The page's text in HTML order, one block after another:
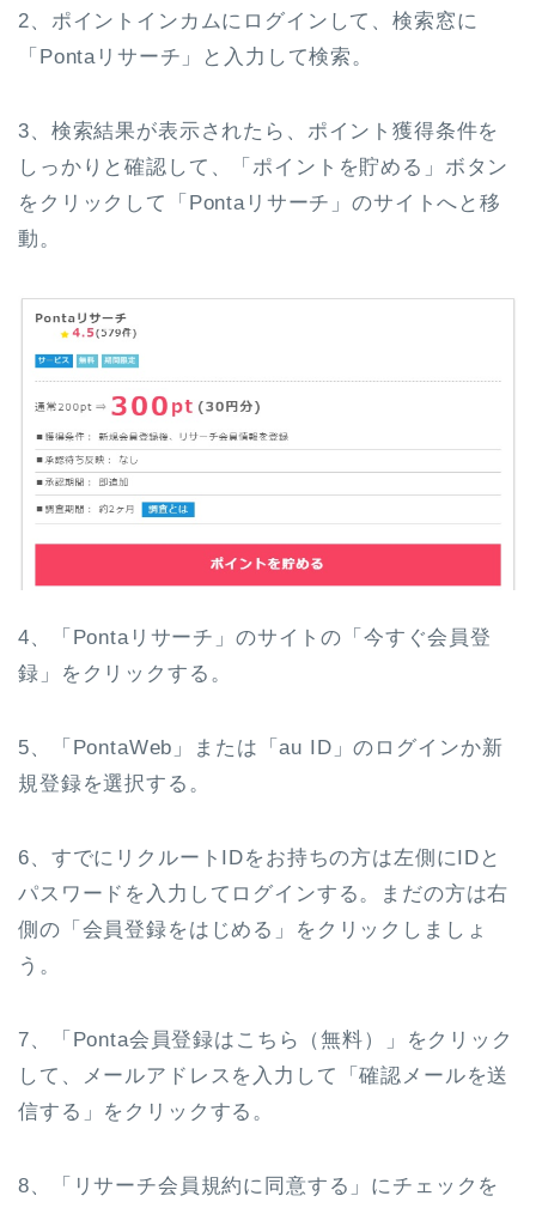
2、ポイントインカムにログインして、検索窓に
「Pontaリサーチ」と入力して検索。
3、検索結果が表示されたら、ポイント獲得条件を
しっかりと確認して、「ポイントを貯める」ボタン
をクリックして「Pontaリサーチ」のサイトへと移
動。
4、「Pontaリサーチ」のサイトの「今すぐ会員登
録」をクリックする。
5、「PontaWeb」または「au ID」のログインか新
規登録を選択する。
6、すでにリクルートIDをお持ちの方は左側にIDと
パスワードを入力してログインする。まだの方は右
側の「会員登録をはじめる」をクリックしましょ
う。
7、「Ponta会員登録はこちら（無料）」をクリック
して、メールアドレスを入力して「確認メールを送
信する」をクリックする。
8、「リサーチ会員規約に同意する」にチェックを